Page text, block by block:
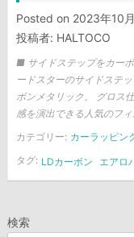
Posted on 2023年10
投稿者: HALTOCO
■ サイドステップをカー
ードスターのサイドステ
ボンメタリック。 グロス
感を演出できる人気のフ
カテゴリー: カーラッピン
タグ: LDカーボン エアロ
検索